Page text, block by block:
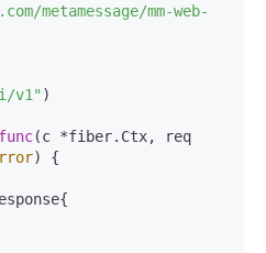
metamessage/mm-web-
v1" )
func(c *fiber.Ctx, req
) {